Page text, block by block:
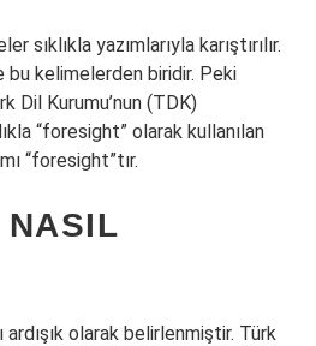
sıklıkla yazımlarıyla karıştırılır.
bu kelimelerden biridir. Peki
Dil Kurumu’nun (TDK)
“foresight” olarak kullanılan
“foresight”tır.
NASIL
ardışık olarak belirlenmiştir. Türk